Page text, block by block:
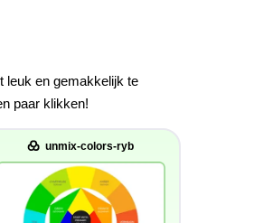
leuk en gemakkelijk te
paar klikken!
unmix-colors-ryb